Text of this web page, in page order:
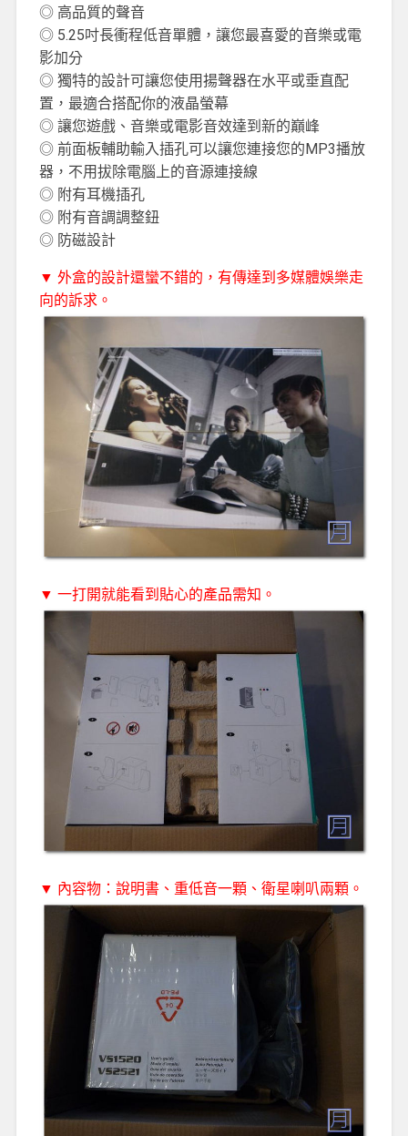
◎ 高品質的聲音
◎ 5.25吋長衝程低音單體，讓您最喜愛的音樂或電
影加分
◎ 獨特的設計可讓您使用揚聲器在水平或垂直配
置，最適合搭配你的液晶螢幕
◎ 讓您遊戲、音樂或電影音效達到新的巔峰
◎ 前面板輔助輸入插孔可以讓您連接您的MP3播放
器，不用拔除電腦上的音源連接線
◎ 附有耳機插孔
◎ 附有音調調整鈕
◎ 防磁設計
▼ 外盒的設計還蠻不錯的，有傳達到多媒體娛樂走
向的訴求。
▼ 一打開就能看到貼心的產品需知。
▼ 內容物：說明書、重低音一顆、衛星喇叭兩顆。